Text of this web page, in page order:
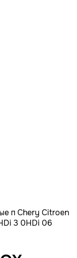
п Chery Citroen
3 0HDi 06